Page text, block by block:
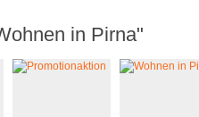
in Pirna"